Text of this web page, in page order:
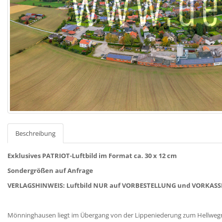
Beschreibung
Exklusives PATRIOT-Luftbild im Format ca. 30 x 12 cm
Sondergrößen auf Anfrage
VERLAGSHINWEIS: Luftbild NUR auf VORBESTELLUNG und
Mönninghausen liegt im Übergang von der Lippeniederung zum